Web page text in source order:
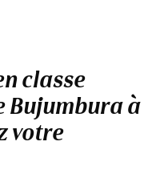
classe
Bujumbura à
votre